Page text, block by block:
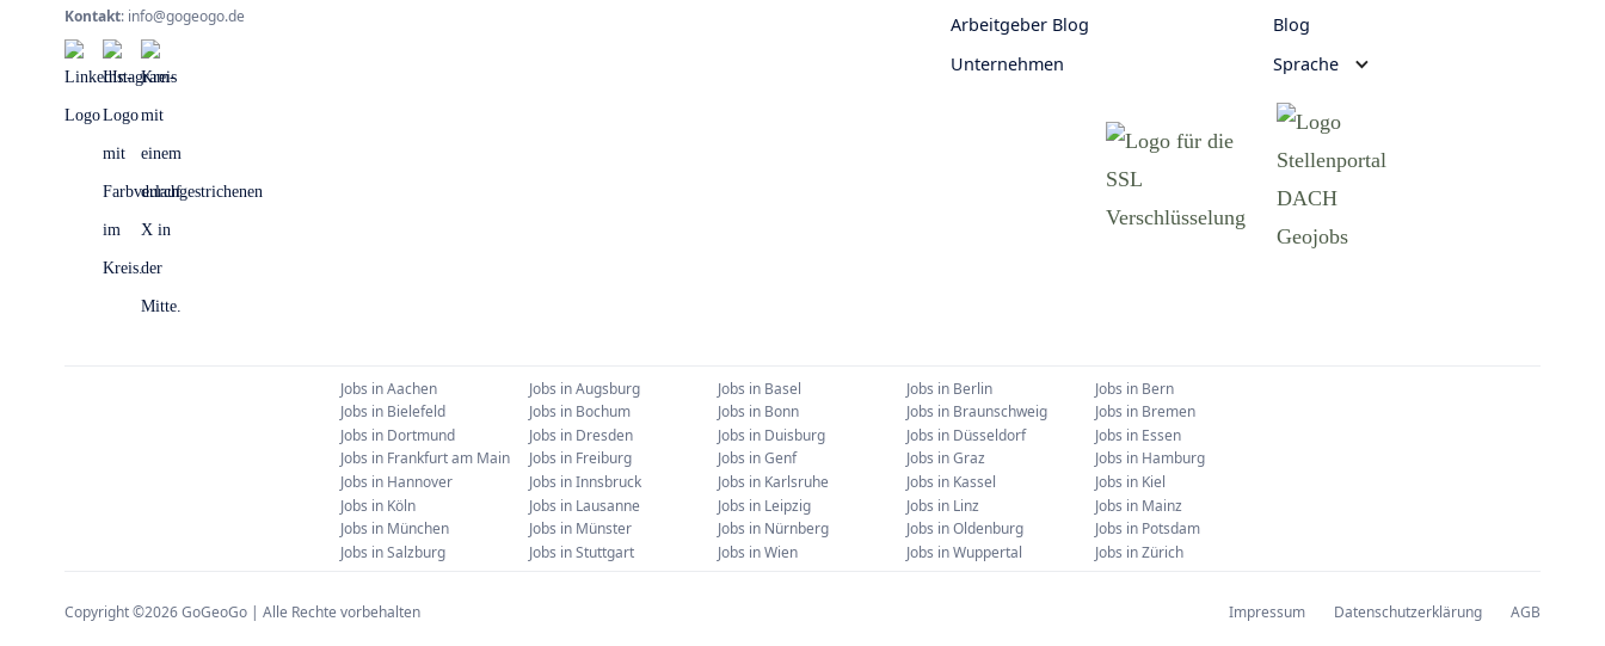
Kontakt: info@gogeogo.de
Arbeitgeber Blog
Unternehmen
Blog
Sprache
Jobs inAachen Jobs inAugsburg Jobs in Basel Jobs in Berlin Jobs in Bern
Jobs in Bielefeld Jobs in Bochum Jobs in Bonn Jobs in Braunschweig Jobs in Bremen
Jobs in Dortmund Jobs in Dresden Jobs in Duisburg Jobs in Düsseldorf Jobs in Essen
Jobs in Frankfurt am Main Jobs in Freiburg Jobs inGenf Jobs inGraz Jobs in Hamburg
Jobs in Hannover Jobs inInnsbruck Jobs in Karlsruhe Jobs in Kassel Jobs in Kiel
Jobs in Köln Jobs in Lausanne Jobs in Leipzig Jobs in Linz Jobs in Mainz
Jobs in München Jobs in Münster Jobs in Nürnberg Jobs inOldenburg Jobs in Potsdam
Jobs inSalzburg Jobs inStuttgart Jobs inWien Jobs inWuppertal Jobs inZürich
Copyright ©2026GoGeoGo | Alle Rechte vorbehalten Impressum Datenschutzerklärung AGB